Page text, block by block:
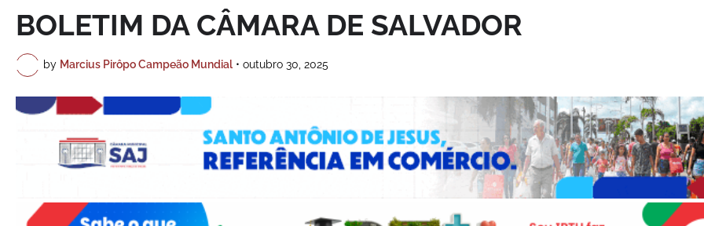
BOLETIM DA CÂMARA DE SALVADOR
by Marcius Pirôpo Campeão Mundial • outubro 30, 2025